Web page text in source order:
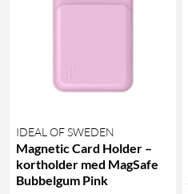
IDEAL OF SWEDEN
Magnetic Card Holder –
kortholder med MagSafe
Bubbelgum Pink